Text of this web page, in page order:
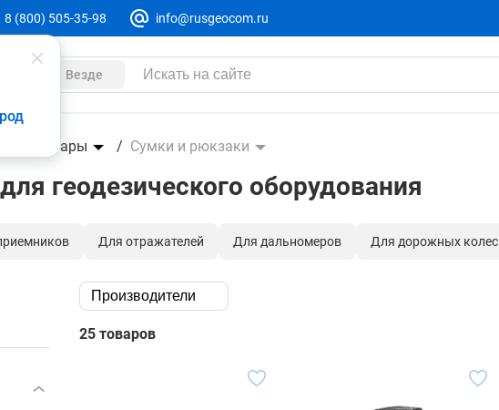
8 (800) 505-35-98 info@rusgeocom.ru
Везде
Аксессуары Сумки и рюкзаки
геодезического оборудования
Для отражателей Для дальномеров Для дорожных колес
Производители
25 товаров